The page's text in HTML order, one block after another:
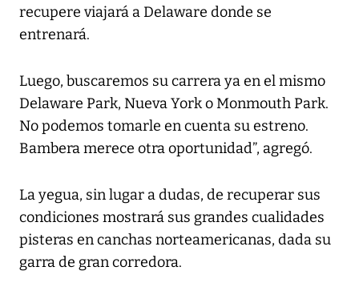
recupere viajará a Delaware donde se
entrenará.
Luego, buscaremos su carrera ya en el mismo
Delaware Park, Nueva York o Monmouth Park.
No podemos tomarle en cuenta su estreno.
Bambera merece otra oportunidad”, agregó.
La yegua, sin lugar a dudas, de recuperar sus
condiciones mostrará sus grandes cualidades
pisteras en canchas norteamericanas, dada su
garra de gran corredora.